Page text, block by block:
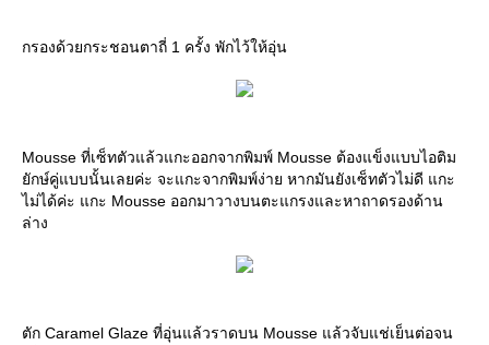
กรองด้วยกระชอนตาถี่ 1 ครั้ง พักไว้ให้อุ่น
Mousse ที่เซ็ทตัวแล้วแกะออกจากพิมพ์ Mousse ต้องแข็งแบบไอติม
ยักษ์คู่แบบนั้นเลยค่ะ จะแกะจากพิมพ์ง่าย หากมันยังเซ็ทตัวไม่ดี แกะ
ไม่ได้ค่ะ แกะ Mousse ออกมาวางบนตะแกรงและหาถาดรองด้าน
ล่าง
ตัก Caramel Glaze ที่อุ่นแล้วราดบน Mousse แล้วจับแช่เย็นต่อจน